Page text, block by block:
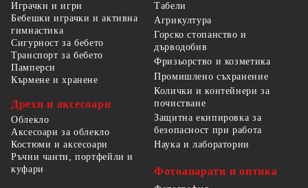
Играчки и игри
Бебешки играчки и активна
гимнастика
Сигурност за бебето
Транспорт за бебето
Памперси
Кърмене и хранене
Дрехи и аксесоари
Облекло
Аксесоари за облекло
Костюми и аксесоари
Ръчни чанти, портфейли и
куфари
Табели
Агрикултура
Горско стопанство и
дърводобив
Фризьорство и козметика
Промишлено съхранение
Колички и контейнери за
почистване
Защитна екипировка за
безопасност при работа
Наука и лаборатории
Фотоапарати и оптика